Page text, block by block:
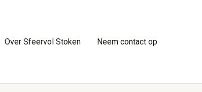
Over Sfeervol Stoken Neem contact op